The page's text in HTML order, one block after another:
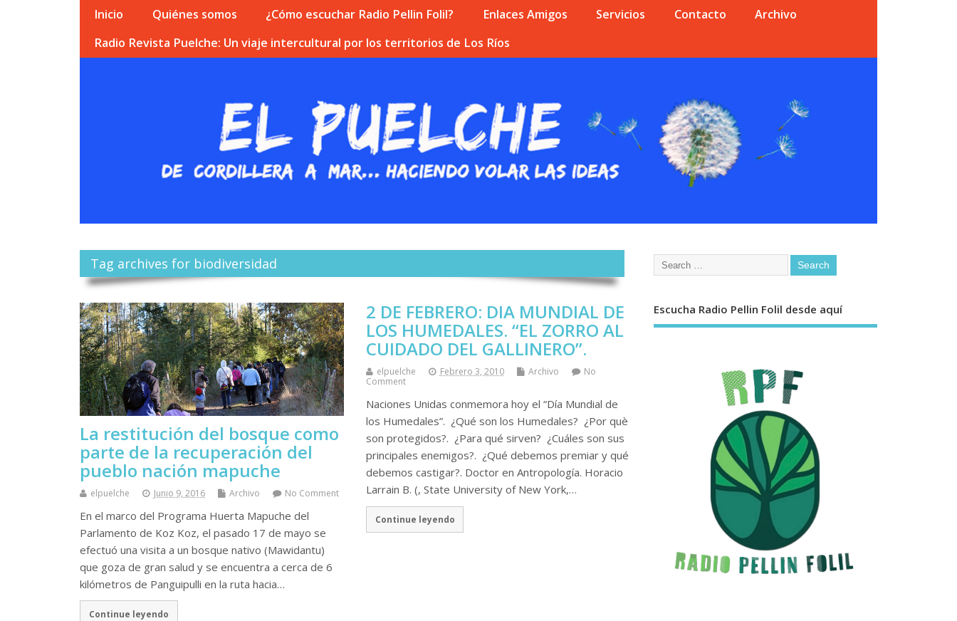
Inicio Quiénes somos ¿Cómo escuchar Radio Pellin Folil? Enlaces Amigos Servicios Contacto
Archivo
Radio Revista Puelche: Un viaje intercultural por los territorios de Los Ríos
Tag archives for biodiversidad
La restitución del bosque como
parte de la recuperación del
pueblo nación mapuche
elpuelche Junio 9, 2016 Archivo No Comment
En el marco del Programa Huerta Mapuche del
Parlamento de Koz Koz, el pasado 17 de mayo se
efectuó una visita a un bosque nativo (Mawidantu)
que goza de gran salud y se encuentra a cerca de 6
kilómetros de Panguipulli en la ruta hacia…
Continue leyendo
2 DE FEBRERO: DIA MUNDIAL DE
LOS HUMEDALES. “EL ZORRO AL
CUIDADO DEL GALLINERO”.
elpuelche Febrero 3, 2010 Archivo
No
Comment
Naciones Unidas conmemora hoy el “Día Mundial de
los Humedales”. ¿Qué son los Humedales? ¿Por què
son protegidos?. ¿Para qué sirven? ¿Cuáles son sus
principales enemigos?. ¿Qué debemos premiar y qué
debemos castigar?. Doctor en Antropología. Horacio
Larrain B. (, State University of New York,…
Continue leyendo
Escucha Radio Pellin Folil desde aquí